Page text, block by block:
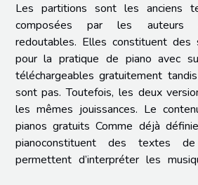
Les partitions sont les anciens
composées par les auteurs
redoutables. Elles constituent des
pour la pratique de piano avec
téléchargeables gratuitement
sont pas. Toutefois, les deux
les mêmes jouissances. Le
pianos gratuits Comme déjà
pianoconstituent des textes
permettent d’interpréter les